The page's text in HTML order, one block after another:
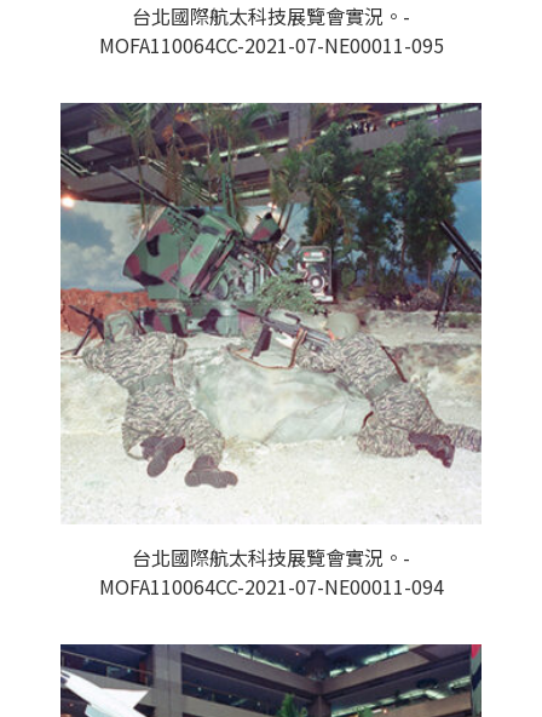
台北國際航太科技展覽會實況。-
MOFA110064CC-2021-07-NE00011-095
台北國際航太科技展覽會實況。-
MOFA110064CC-2021-07-NE00011-094